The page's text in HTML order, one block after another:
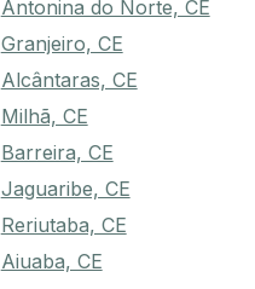
Antonina do Norte, CE
Granjeiro, CE
Alcântaras, CE
Milhã, CE
Barreira, CE
Jaguaribe, CE
Reriutaba, CE
Aiuaba, CE